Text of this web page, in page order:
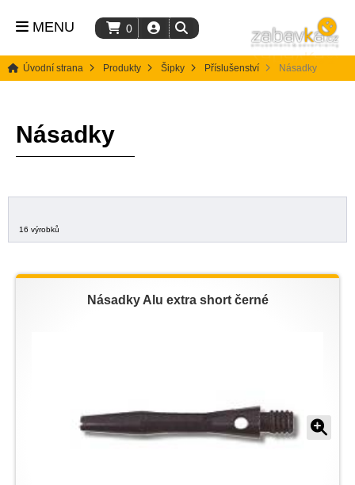
0
MENU
Úvodní strana Produkty Šipky Příslušenství Násadky
Násadky
16 výrobků
Násadky Alu extra short černé